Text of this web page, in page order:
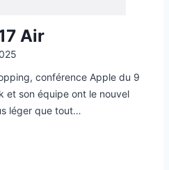
Air
conférence Apple du 9
et son équipe ont le nouvel
léger que tout…